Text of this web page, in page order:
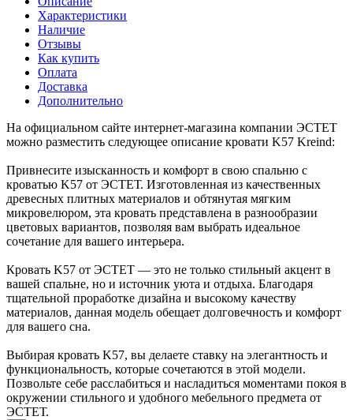
Характеристики
Наличие
Отзывы
Как купить
Оплата
Доставка
Дополнительно
На официальном сайте интернет-магазина компании ЭСТЕТ
можно разместить следующее описание кровати K57 Kreind:
Привнесите изысканность и комфорт в свою спальню с
кроватью K57 от ЭСТЕТ. Изготовленная из качественных
древесных плитных материалов и обтянутая мягким
микровелюром, эта кровать представлена в разнообразии
цветовых вариантов, позволяя вам выбрать идеальное
сочетание для вашего интерьера.
Кровать K57 от ЭСТЕТ — это не только стильный акцент в
вашей спальне, но и источник уюта и отдыха. Благодаря
тщательной проработке дизайна и высокому качеству
материалов, данная модель обещает долговечность и комфорт
для вашего сна.
Выбирая кровать K57, вы делаете ставку на элегантность и
функциональность, которые сочетаются в этой модели.
Позвольте себе расслабиться и насладиться моментами покоя в
окружении стильного и удобного мебельного предмета от
ЭСТЕТ.